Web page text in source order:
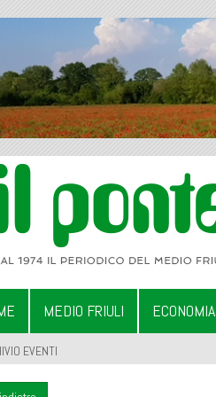
MEDIO FRIULI ECONOMIA
EVENTI